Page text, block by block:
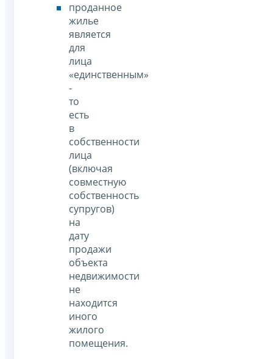
проданное
жилье
является
для
лица
«единственным»
-
то
есть
в
собственности
лица
(включая
совместную
собственность
супругов)
на
дату
продажи
объекта
недвижимости
не
находится
иного
жилого
помещения.